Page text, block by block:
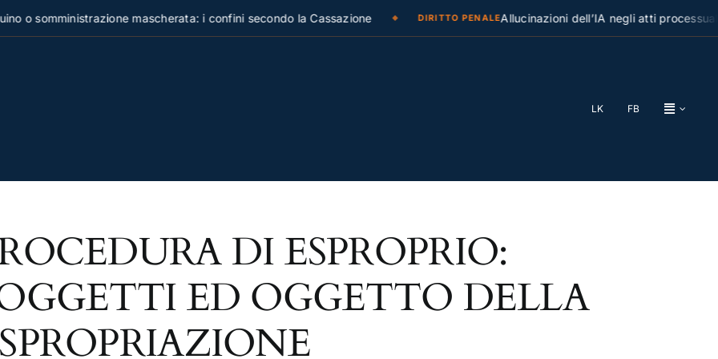
o somministrazione mascherata: i confini secondo la Cassazione DIRITTO PENALEAllucinazioni dell’IA negli atti
LK FB
DI ESPROPRIO:
ED OGGETTO DELLA